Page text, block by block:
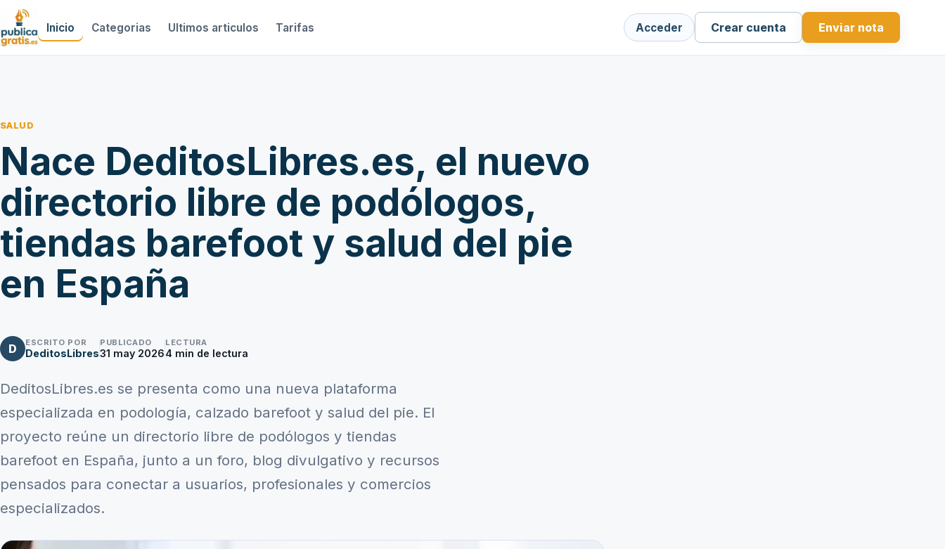
Inicio Categorias Ultimos articulos Tarifas Acceder Crear cuenta Enviar nota
SALUD
Nace DeditosLibres.es, el nuevo
directorio libre de podólogos,
tiendas barefoot y salud del pie
en España
D ESCRITO POR
DeditosLibres
PUBLICADO
31 may 2026
LECTURA
4 min de lectura
DeditosLibres.es se presenta como una nueva plataforma
especializada en podología, calzado barefoot y salud del pie. El
proyecto reúne un directorio libre de podólogos y tiendas
barefoot en España, junto a un foro, blog divulgativo y recursos
pensados para conectar a usuarios, profesionales y comercios
especializados.